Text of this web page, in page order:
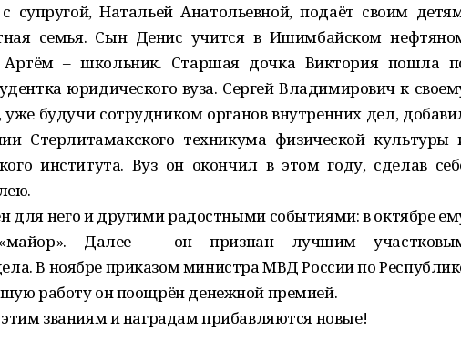
Натальей Анатольевной, подаёт своим
семья. Сын Денис учится в Ишимбайском
– школьник. Старшая дочка Виктория пошла
юридического вуза. Сергей Владимирович к
будучи сотрудником органов внутренних дел,
Стерлитамакского техникума физической культуры
института. Вуз он окончил в этом году, сделав
для него и другими радостными событиями: в октябре
Далее – он признан лучшим
В ноябре приказом министра МВД России по
работу он поощрён денежной премией.
званиям и наградам прибавляются новые!